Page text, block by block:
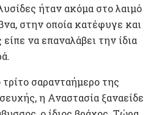
ήταν ακόμα στο λαιμό
στην οποία κατέφυγε και
να επαναλάβει την ίδια
σαρανταήμερο της
η Αναστασία ξαναείδε